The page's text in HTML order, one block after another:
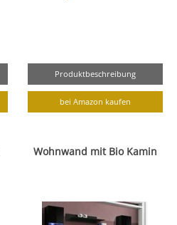
Produktbeschreibung
bei Amazon kaufen
Wohnwand mit Bio Kamin